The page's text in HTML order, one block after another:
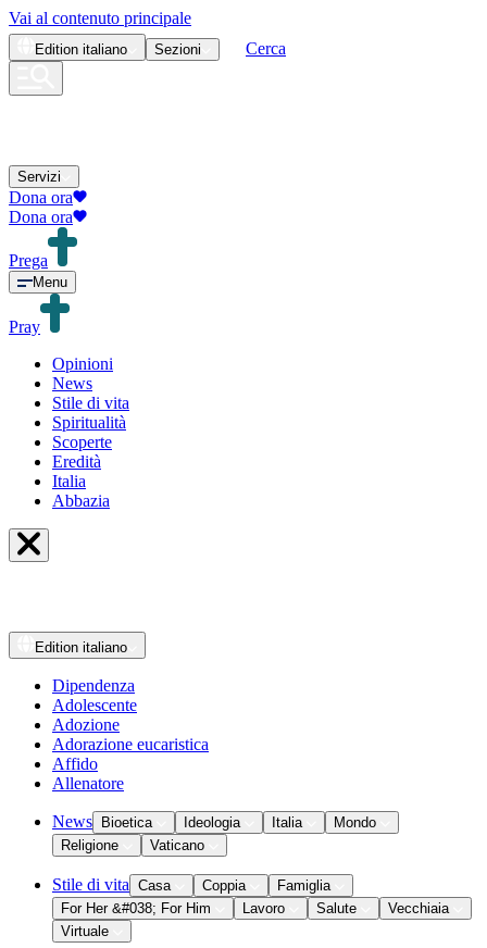
Vai al contenuto principale
Edition italiano Sezioni Cerca
Servizi
Dona ora
Dona ora
Prega
Menu
Pray
Opinioni
News
Stile di vita
Spiritualità
Scoperte
Eredità
Italia
Abbazia
Edition italiano
Dipendenza
Adolescente
Adozione
Adorazione eucaristica
Affido
Allenatore
News Bioetica Ideologia Italia
Mondo
Religione
Vaticano
Stile di vita Casa Coppia
Famiglia
For Her &#038; For Him
Lavoro Salute
Vecchiaia
Virtuale